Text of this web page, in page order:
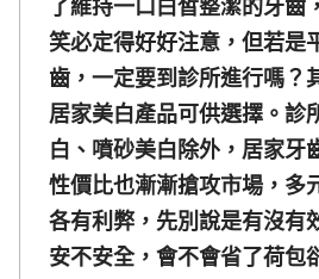
了維持一口白皙整潔的牙齒
笑必定得好好注意，但若是
齒，一定要到診所進行嗎？
居家美白產品可供選擇。診
白、噴砂美白除外，居家牙
性價比也漸漸搶攻市場，多
各有利弊，先別說是有沒有
安不安全，會不會省了荷包